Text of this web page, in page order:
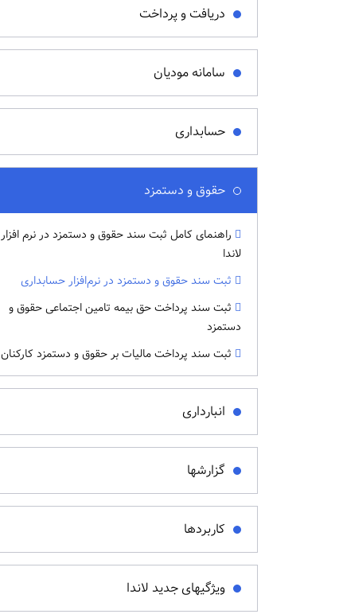
دریافت و پرداخت
سامانه مودیان
حسابداری
حقوق و دستمزد
راهنمای کامل ثبت سند حقوق و دستمزد در نرم افزار
لاندا
ثبت سند حقوق و دستمزد در نرم‌افزار حسابداری
ثبت سند پرداخت حق بیمه تامین اجتماعی حقوق و
دستمزد
ثبت سند پرداخت مالیات بر حقوق و دستمزد کارکنان
انبارداری
گزارشها
کاربردها
ویژگیهای جدید لاندا